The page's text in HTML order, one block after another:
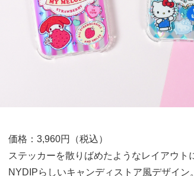
価格：3,960円（税込）
ステッカーを散りばめたようなレイアウ
NYDIPらしいキャンディストア風デザイ